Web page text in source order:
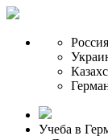
Россия
Учеба в